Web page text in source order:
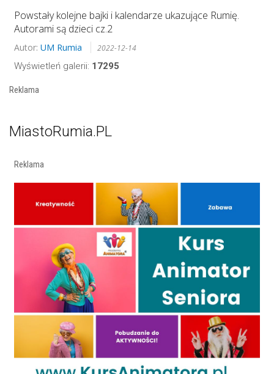
Powstały kolejne bajki i kalendarze ukazujące Rumię.
Autorami są dzieci cz.2
Autor: UM Rumia 2022-12-14
Wyświetleń galerii: 17295
Reklama
MiastoRumia.PL
Reklama